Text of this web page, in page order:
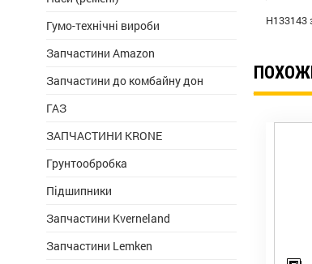
H133143
Гумо-технічні вироби
Запчастини Amazon
Запчастини до комбайну дон
ГАЗ
ЗАПЧАСТИНИ KRONE
Грунтообробка
Підшипники
Запчастини Kverneland
Запчастини Lemken